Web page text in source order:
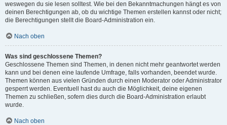
weswegen du sie lesen solltest. Wie bei den Bekanntmachungen hängt es von
deinen Berechtigungen ab, ob du wichtige Themen erstellen kannst oder nicht;
die Berechtigungen stellt die Board-Administration ein.
Nach oben
Was sind geschlossene Themen?
Geschlossene Themen sind Themen, in denen nicht mehr geantwortet werden
kann und bei denen eine laufende Umfrage, falls vorhanden, beendet wurde.
Themen können aus vielen Gründen durch einen Moderator oder Administrator
gesperrt werden. Eventuell hast du auch die Möglichkeit, deine eigenen
Themen zu schließen, sofern dies durch die Board-Administration erlaubt
wurde.
Nach oben